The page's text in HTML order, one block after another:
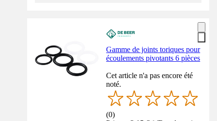
Gamme de joints toriques pour
écoulements pivotants 6 pièces
Cet article n'a pas encore été
noté.
(0)